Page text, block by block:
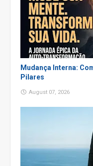
Mudança Interna:
Pilares
August 07, 2026